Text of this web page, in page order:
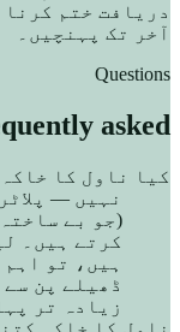
دریافت ختم
آخر تک پہنچیں۔
Questions
asked
کیا ناول کا
نہیں —
(جو بے
کرتے ہیں۔
ہیں، تو
ڈھیلے پن
زیادہ تر